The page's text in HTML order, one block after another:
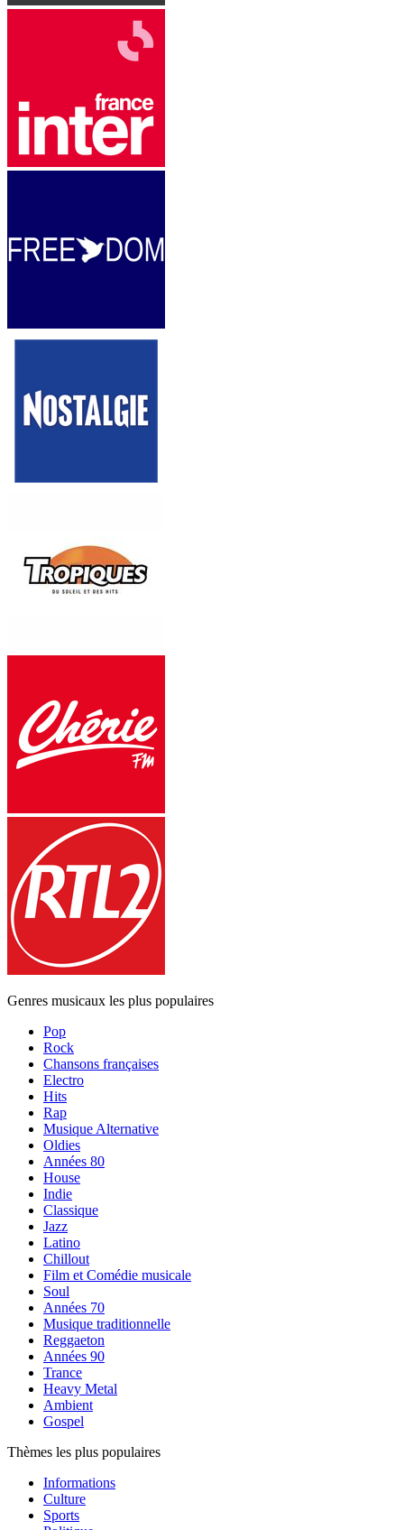
Genres musicaux les plus populaires
Pop
Rock
Chansons françaises
Electro
Hits
Rap
Musique Alternative
Oldies
Années 80
House
Indie
Classique
Jazz
Latino
Chillout
Film et Comédie musicale
Soul
Années 70
Musique traditionnelle
Reggaeton
Années 90
Trance
Heavy Metal
Ambient
Gospel
Thèmes les plus populaires
Informations
Culture
Sports